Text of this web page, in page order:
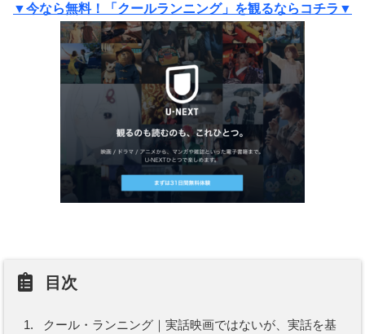
▼今なら無料！「クールランニング」を観るならコチラ▼
目次
1.
クール・ランニング｜実話映画ではないが、実話を基